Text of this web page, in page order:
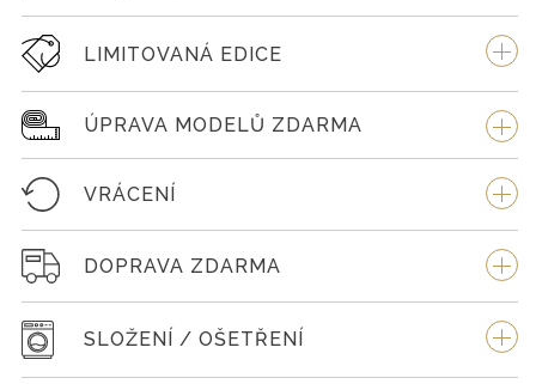
LIMITOVANÁ EDICE
ÚPRAVA MODELŮ ZDARMA
VRÁCENÍ
DOPRAVA ZDARMA
SLOŽENÍ / OŠETŘENÍ